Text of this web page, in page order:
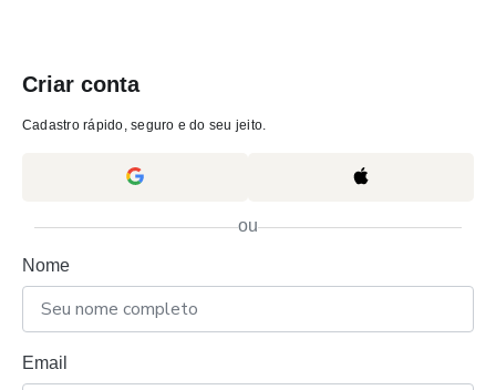
Criar conta
Cadastro rápido, seguro e do seu jeito.
ou
Nome
Email